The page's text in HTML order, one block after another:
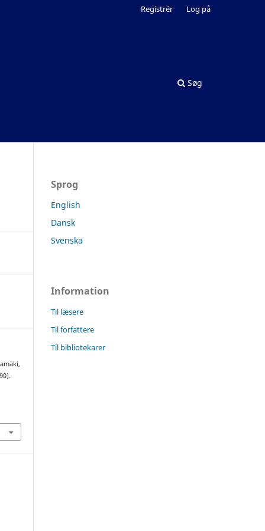
Søg
Registrér Log på
Sprog
English
Dansk
Svenska
Information
Til læsere
Til forfattere
Til bibliotekarer